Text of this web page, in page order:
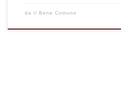
da Il Bene Comune